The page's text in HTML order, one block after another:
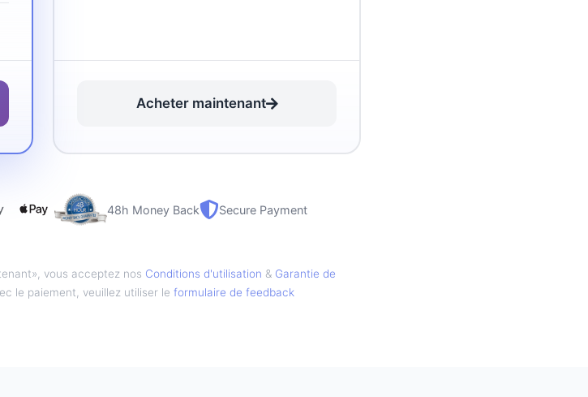
Acheter maintenant
48h Money Back Secure Payment
vous acceptez nos Conditions d'utilisation & Garantie de
le paiement, veuillez utiliser le formulaire de feedback